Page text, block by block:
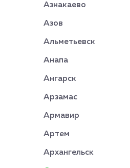
Азнакаево
Азов
Альметьевск
Анапа
Ангарск
Арзамас
Армавир
Артем
Архангельск